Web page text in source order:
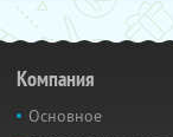
Компания
Основное